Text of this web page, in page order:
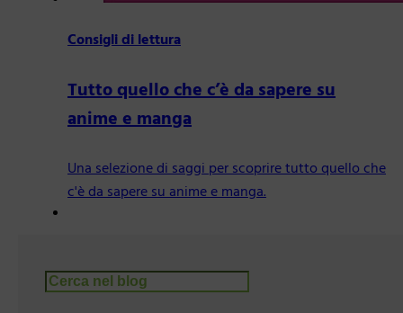
Consigli di lettura
Tutto quello che c’è da sapere su
anime e manga
Una selezione di saggi per scoprire tutto quello che
c'è da sapere su anime e manga.
Cerca